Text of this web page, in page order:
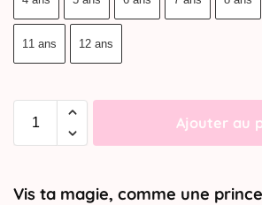
11 ans 12 ans
Ajouter au
Vis ta magie, comme une